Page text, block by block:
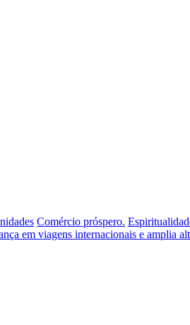
Comércio próspero.
em viagens internacionais e amplia